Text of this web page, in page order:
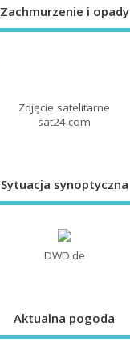
Zachmurzenie i opady
Zdjęcie satelitarne
sat24.com
Sytuacja synoptyczna
DWD.de
Aktualna pogoda